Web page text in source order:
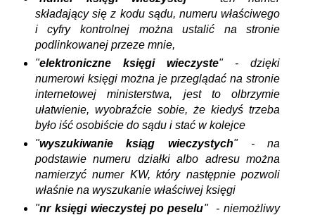
składający się z kodu sądu, numeru właściwego
i cyfry kontrolnej można ustalić na stronie
podlinkowanej przeze mnie,
"elektroniczne księgi wieczyste" - dzięki
numerowi księgi można je przeglądać na stronie
internetowej ministerstwa, jest to olbrzymie
ułatwienie, wyobraźcie sobie, że kiedyś trzeba
było iść osobiście do sądu i stać w kolejce
"wyszukiwanie ksiąg wieczystych" - na
podstawie numeru działki albo adresu można
namierzyć numer KW, który następnie pozwoli
właśnie na wyszukanie właściwej księgi
"nr księgi wieczystej po peselu" - niemożliwy